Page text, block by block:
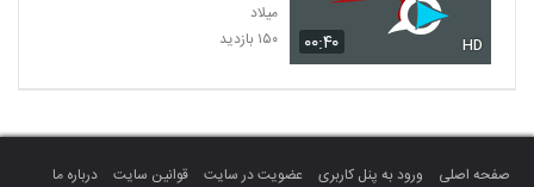
۰۰:۴۰ HD
میلاد
۱۵۰ بازدید
صفحه اصلی ورود به پنل کاربری عضویت در سایت قوانین سایت درباره ما